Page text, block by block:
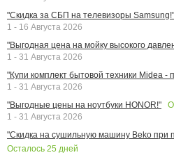
"Скидка за СБП на телевизоры Samsung!"
1 - 16 Августа 2026
"Выгодная цена на мойку высокого
1 - 31 Августа 2026
"Купи комплект бытовой техники Midea -
1 - 31 Августа 2026
"Выгодные цены на ноутбуки HONOR!"
1 - 31 Августа 2026
"Скидка на сушильную машину Beko при
Осталось 25 дней